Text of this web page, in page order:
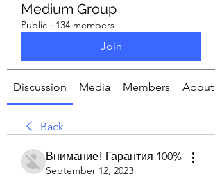
Medium Group
Public · 134 members
Join
Discussion Media Members About
Back
Внимание! Гарантия 100%
September 12, 2023